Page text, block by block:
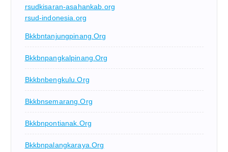
rsudkisaran-asahankab.org
rsud-indonesia.org
Bkkbntanjungpinang.org
Bkkbnpangkalpinang.org
Bkkbnbengkulu.org
Bkkbnsemarang.org
Bkkbnpontianak.org
Bkkbnpalangkaraya.org